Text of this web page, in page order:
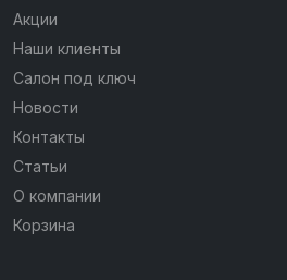
Акции
Наши клиенты
Салон под ключ
Новости
Контакты
Статьи
О компании
Корзина